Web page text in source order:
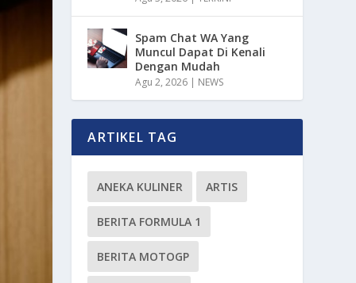
Spam Chat WA Yang
Muncul Dapat Di Kenali
Dengan Mudah
Agu 2, 2026 | NEWS
ARTIKEL TAG
ANEKA KULINER ARTIS
BERITA FORMULA 1
BERITA MOTOGP